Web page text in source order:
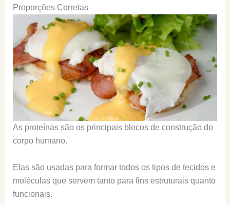
Proporções Corretas
As proteínas são os principais blocos de construção do
corpo humano.
Elas são usadas para formar todos os tipos de tecidos e
moléculas que servem tanto para fins estruturais quanto
funcionais.